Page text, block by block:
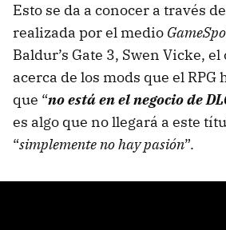
Esto se da a conocer a través de
realizada por el medio
Baldur’s Gate 3, Swen Vicke,
acerca de los mods que el
que “no está en el negocio de
es algo que no llegará a este
“simplemente no hay pasión”.